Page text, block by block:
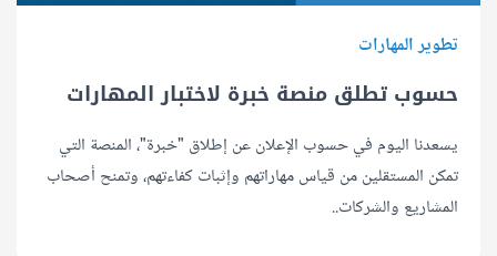
تطوير المهارات
حسوب تطلق منصة خبرة لاختبار المهارات
يسعدنا اليوم في حسوب الإعلان عن إطلاق "خبرة"، المنصة التي
تمكن المستقلين من قياس مهاراتهم وإثبات كفاءتهم، وتمنح أصحاب
المشاريع والشركات..